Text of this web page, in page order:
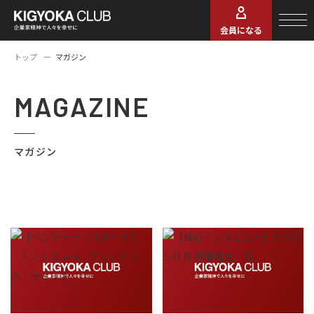
会員になる
トップ マガジン
MAGAZINE
マガジン